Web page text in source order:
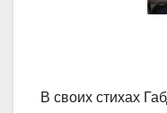
В своих стихах